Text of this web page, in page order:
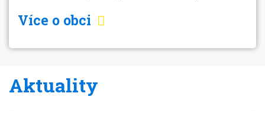
Více o obci
Aktuality